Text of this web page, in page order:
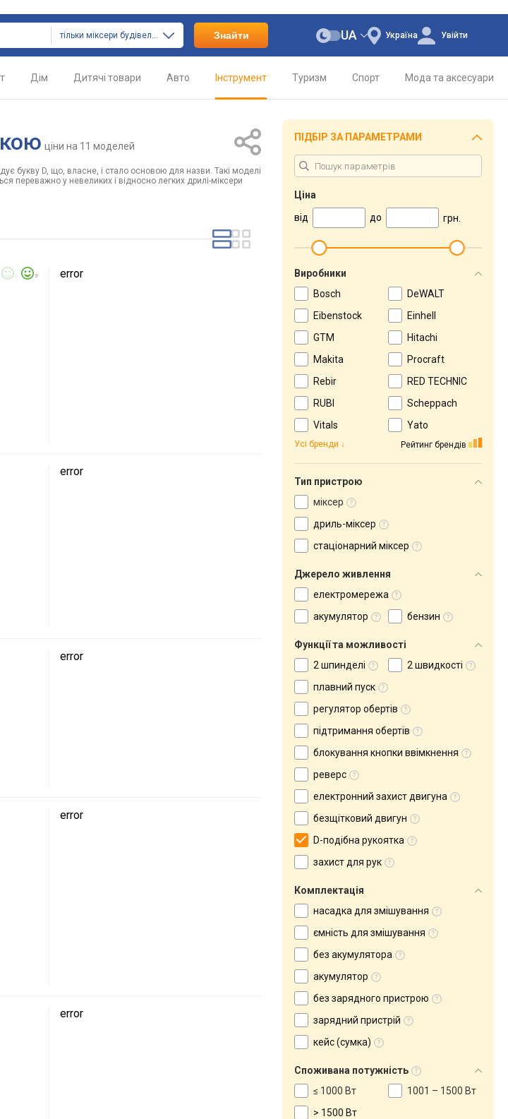
тільки міксери будівельні Знайти Україна
UA Увійти
Дім Дитячі товари Авто Інструмент Туризм Спорт Мода та аксесуари
ціни на 11 моделей
букву D, що, власне, і стало основою для назви. Такі моделі
переважно у невеликих і відносно легких дрилі-міксери
3 error
error
error
error
error
ПІДБІР ЗА ПАРАМЕТРАМИ
Ціна
від
до грн.
Виробники
Bosch
DeWALT
Eibenstock
Einhell
GTM
Hitachi
Makita
Procraft
Rebir
RED TECHNIC
RUBI
Scheppach
Vitals
Yato
Рейтинг брендів
Усі бренди
Тип пристрою
міксер
дриль-міксер
стаціонарний міксер
Джерело живлення
електромережа
акумулятор
бензин
Функції та можливості
2 шпинделі
2 швидкості
плавний пуск
регулятор обертів
підтримання обертів
блокування кнопки ввімкнення
реверс
електронний захист двигуна
безщітковий двигун
D-подібна рукоятка
захист для рук
Комплектація
насадка для змішування
ємність для змішування
без акумулятора
акумулятор
без зарядного пристрою
зарядний пристрій
кейс (сумка)
Споживана потужність
≤ 1000 Вт
1001 – 1500 Вт
> 1500 Вт